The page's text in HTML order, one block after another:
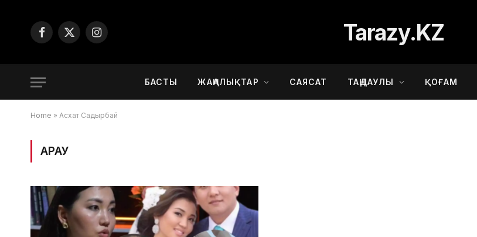
Facebook
X
Instagram Tarazy.KZ
БАСТЫ ЖАҢАЛЫҚТАР САЯСАТ ТАҢДАУЛЫ ҚОҒАМ
Home » Асхат Садырбай
ҚАРАУ